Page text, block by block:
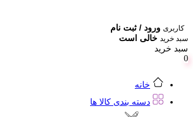
کاربری ورود / ثبت نام
سبد خرید خالی است
سبد خرید
0
خانه
دسته بندی کالا ها